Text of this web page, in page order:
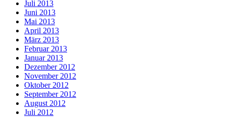
Juli 2013
Juni 2013
Mai 2013
April 2013
März 2013
Februar 2013
Januar 2013
Dezember 2012
November 2012
Oktober 2012
September 2012
August 2012
Juli 2012